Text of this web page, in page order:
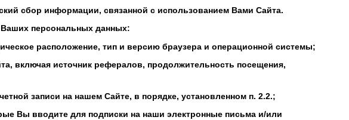
сбор информации, связанной с использованием Вами Сайта.
персональных данных:
расположение, тип и версию браузера и операционной системы;
включая источник рефералов, продолжительность посещения,
записи на нашем Сайте, в порядке, установленном п. 2.2.;
Вы вводите для подписки на наши электронные письма и/или